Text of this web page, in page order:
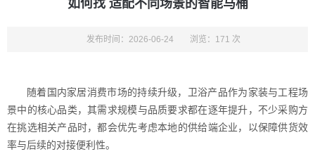
如何找 适配不同场景的智能马桶
发布时间：2026-06-24 浏览：171 次
随着国内家居消费市场的持续升级，卫浴产品作为家装与工程场
景中的核心品类，其需求规模与品质要求都在逐年提升，不少采购方
在挑选相关产品时，都会优先考虑本地的供给端企业，以保障供货效
率与后续的对接便利性。